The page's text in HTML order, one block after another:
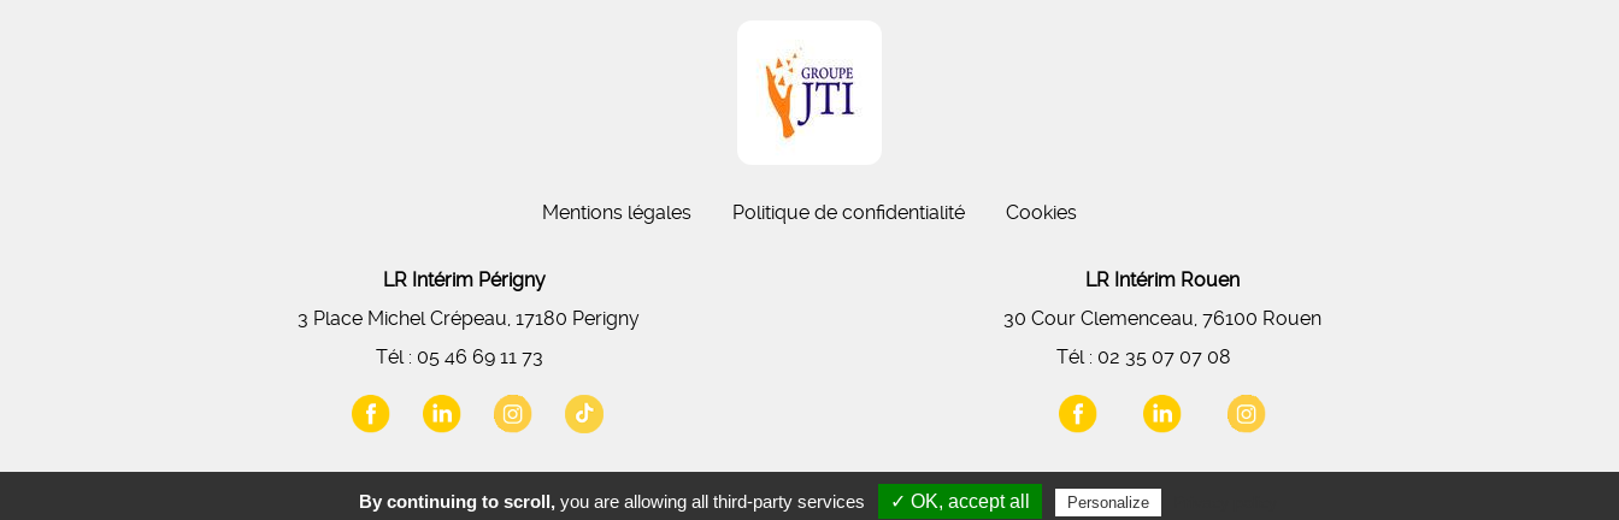
Mentions légales Politique de confidentialité Cookies
LR Intérim Périgny
3 Place Michel Crépeau, 17180 Perigny
Tél : 05 46 69 11 73
LR Intérim Rouen
30 Cour Clemenceau, 76100 Rouen
Tél : 02 35 07 07 08
By continuing to scroll, you are allowing all third-party services ✓ OK, accept all Personalize